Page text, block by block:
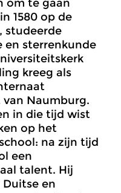
om te gaan
1580 op de
studeerde
en sterrenkunde
kreeg als
Naumburg.
in die tijd wist
op het
na zijn tijd
een
talent. Hij
en